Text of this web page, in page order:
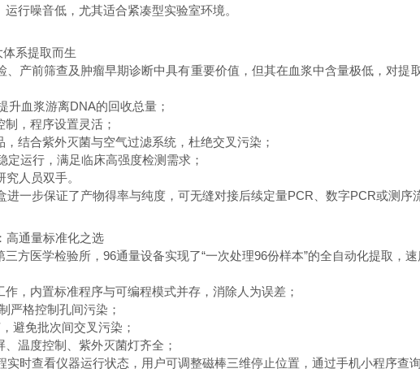
噪音低，尤其适合紧凑型实验室环境。
系提取而生
前筛查及肿瘤早期诊断中具有重要价值，但其在血浆中含量极低，对提
血浆游离DNA的回收总量；
，程序设置灵活；
合紫外灭菌与空气过滤系统，杜绝交叉污染；
运行，满足临床高强度检测需求；
人员双手。
步保证了产物得率与纯度，可无缝对接后续定量PCR、数字PCR或测序
通量标准化之选
医学检验所，96通量设备实现了“一次处理96份样本”的全自动化提取，速
内置标准程序与可编程模式并存，消除人为误差；
格控制孔间污染；
免批次间交叉污染；
温度控制、紫外灭菌灯齐全；
查看仪器运行状态，用户可调整磁棒三维停止位置，通过手机小程序查询